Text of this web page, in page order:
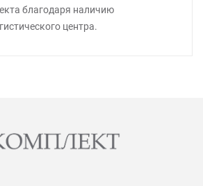
благодаря наличию
центра.